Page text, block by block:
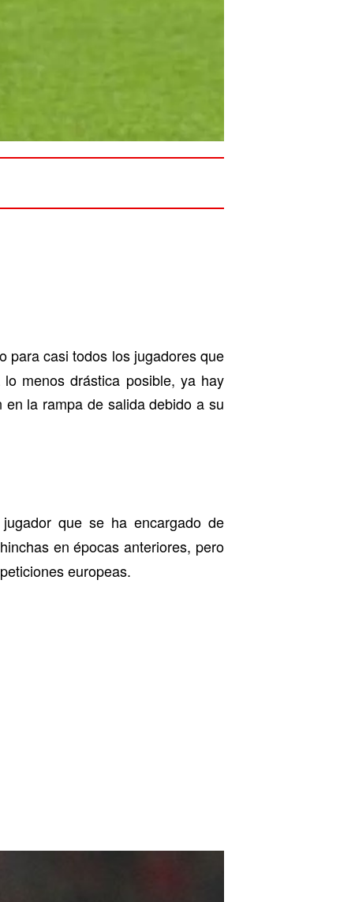
para casi todos los jugadores que
menos drástica posible, ya hay
la rampa de salida debido a su
que se ha encargado de
en épocas anteriores, pero
europeas.